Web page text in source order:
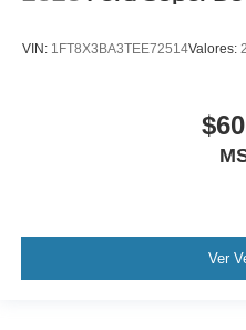
VIN: 1FT8X3BA3TEE72514Valores:
Ver